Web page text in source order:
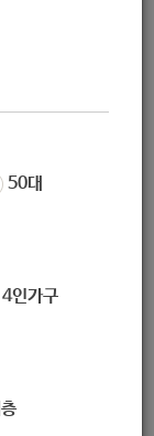
50대
4인가구
께]
형제가 있는 비장